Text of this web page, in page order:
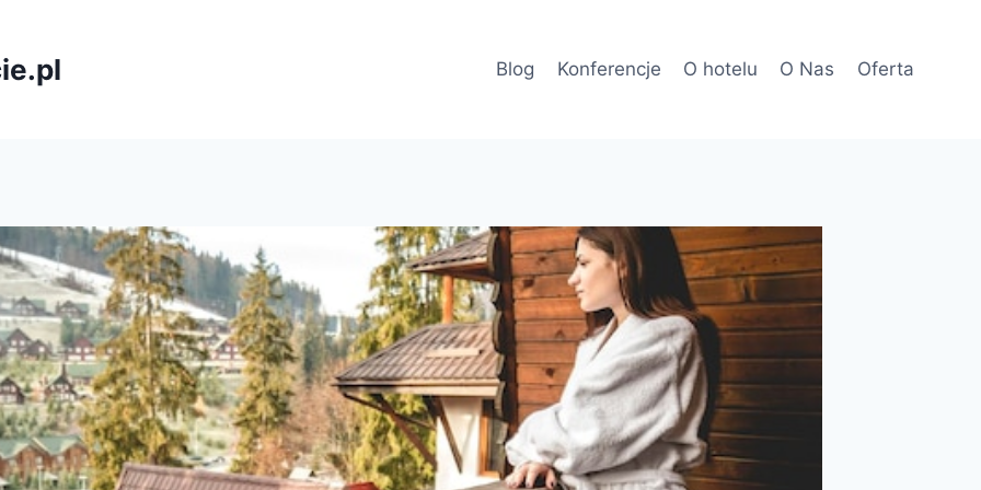
Blog Konferencje O hotelu O Nas Oferta